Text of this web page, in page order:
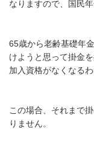
なりますので、国民
65歳から老齢基礎年
けようと思って掛金
加入資格がなくなるわ
この場合、それまで
りません。